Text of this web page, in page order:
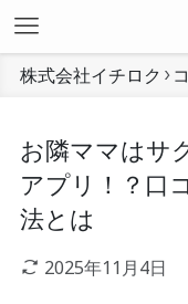
株式会社イチロク
お隣ママはサ
アプリ！？口
法とは
2025年11月4日